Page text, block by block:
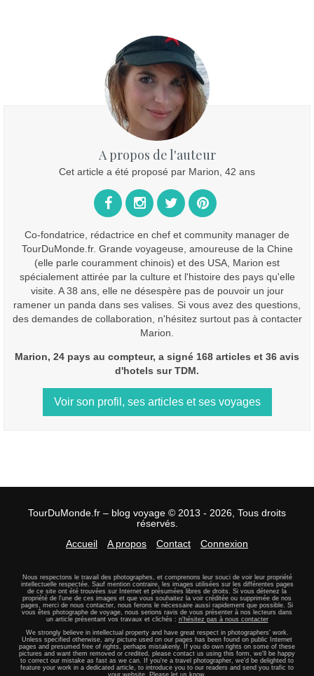
A propos de l'auteur
Cet article a été proposé par Marion, 42 ans
Co-fondatrice, rédactrice en chef et community manager de
TourDuMonde.fr. Grande voyageuse, amoureuse de la Chine
(elle parle couramment chinois) et des USA, Marion est
spécialement attirée par la culture et l'histoire des pays qu'elle
visite. A 38 ans, elle ne désespère pas de pouvoir un jour
ramener un panda dans ses valises. Si vous avez des questions,
des demandes de collaboration, n'hésitez surtout pas à contacter
Marion.
Marion, 24 pays au compteur, a signé 168 articles et 36 avis
d'hotels sur TDM.
Voir son profil, ses articles et ses voyages
TourDuMonde.fr – blog voyage © 2013 - 2026, Tous droits
réservés.
Accueil
A propos Contact Connexion
Nous respectons le travail des photographes, et comprenons leur souci de voir leur propriété
intellectuelle respectée. Sauf mention contraire, les images utilisées sur les différentes pages
de ce site ont été trouvées sur Internet et présumées libres de droits. Si vous détenez la
propriété de l'une de ces images et que vous souhaitez la voir créditée ou supprimée de nos
pages, merci de nous contacter, nous ferons le nécessaire aussi rapidement que possible. Si
vous êtes photographe de voyage, nous serions ravis de vous présenter à nos lecteurs dans
un article présentant vos travaux et clichés : n'hésitez pas à nous contacter
We strongly believe in intellectual property and have great respect in photographers' work.
Unless specified otherwise, any picture used on our pages has been found on public Internet
pages and presumed free of rights, perhaps mistakenly. If you do own rights on some of these
pictures and want them removed or credited, please contact us using this form, we'll be happy
to correct our mistake as fast as we can. If you're a travel photographer, we'd be delighted to
feature your work in a dedicated article, to introduce you to our readers and send you trafic to